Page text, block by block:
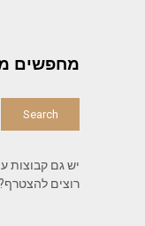
מחפשים
יש גם קבוצות
רוצים